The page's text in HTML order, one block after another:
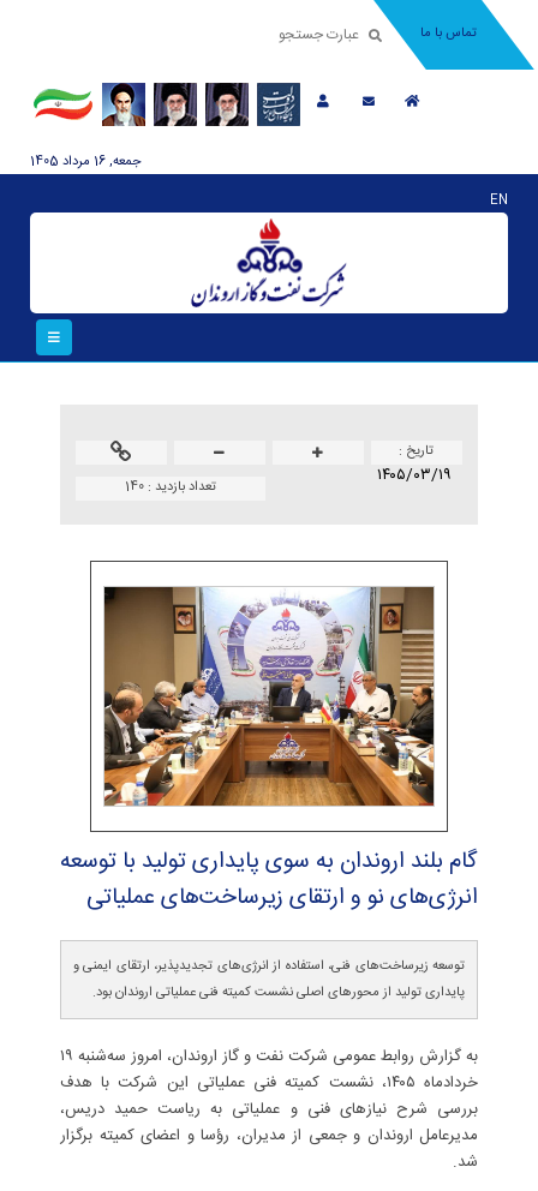
تماس با ما
جمعه, 16 مرداد 1405
EN
تاريخ :
۱۴۰۵/۰۳/۱۹ تعداد بازدید :140
گام بلند اروندان به سوی پایداری تولید با توسعه
انرژی‌های نو و ارتقای زیرساخت‌های عملیاتی
توسعه زیرساخت‌های فنی، استفاده از انرژی‌های تجدیدپذیر، ارتقای ایمنی و
پایداری تولید از محورهای اصلی نشست کمیته فنی عملیاتی اروندان بود.
به گزارش روابط عمومی شرکت نفت و گاز اروندان، امروز سه‌شنبه ۱۹
خردادماه ۱۴۰۵، نشست کمیته فنی عملیاتی این شرکت با هدف
بررسی شرح نیازهای فنی و عملیاتی به ریاست حمید دریس،
مدیرعامل اروندان و جمعی از مدیران، رؤسا و اعضای کمیته برگزار
شد.